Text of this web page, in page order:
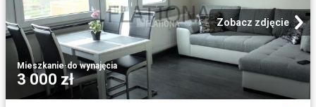
Zobacz zdjęcie
Mieszkanie·do wynajęcia
3 000 zł